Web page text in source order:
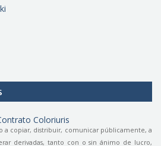
a copiar, distribuir, comunicar públicamente, a
derivadas, tanto con o sin ánimo de lucro,